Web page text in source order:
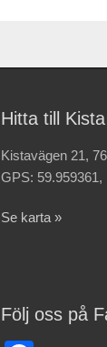
Hitta till
Kistavägen 21,
GPS: 59.959361,
Se karta »
Följ oss på